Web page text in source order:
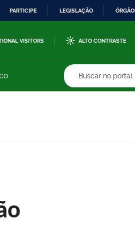
PARTICIPE LEGISLAÇÃO
VISITORS ALTO CONTRASTE
Buscar no portal